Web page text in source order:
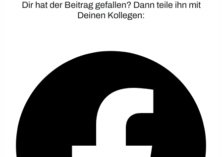
Dir hat der Beitrag gefallen? Dann teile ihn mit
Deinen Kollegen: